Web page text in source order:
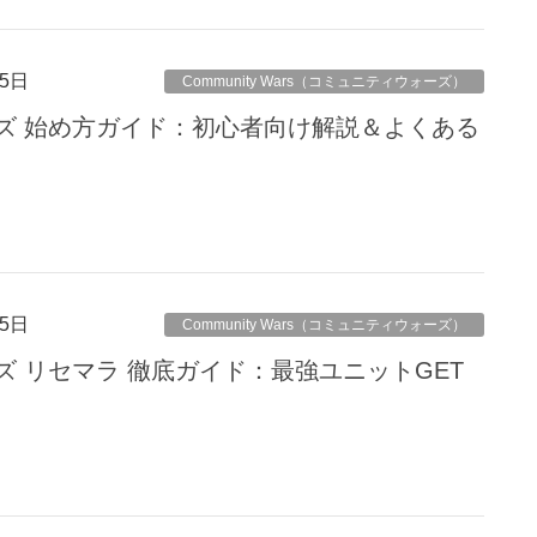
日 Community Wars（コミュニティウォーズ）
始め方ガイド：初心者向け解説＆よくある
日 Community Wars（コミュニティウォーズ）
リセマラ 徹底ガイド：最強ユニットGET